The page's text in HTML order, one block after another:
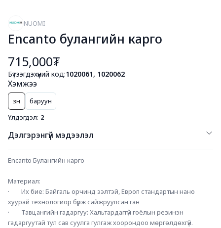
NUOMI
Encanto булангийн карго
715,000₮
Бүтээгдэхүүний код:1020061, 1020062
Хэмжээ
зүүн
баруун
Үлдэгдэл: 2
Дэлгэрэнгүй мэдээлэл
Encanto Булангийн карго
Материал:
·        Их бие: Байгаль орчинд ээлтэй, Европ стандартын нано
хуурай технологиор бүрж сайжруулсан ган
·        Тавцангийн гадаргуу: Хальтардаггүй гоёлын резинэн
гадаргуутай тул сав суулга гулгаж хоорондоо мөргөлдөхгүй.